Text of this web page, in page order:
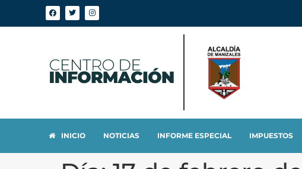
INICIO NOTICIAS INFORME ESPECIAL IMPUESTOS